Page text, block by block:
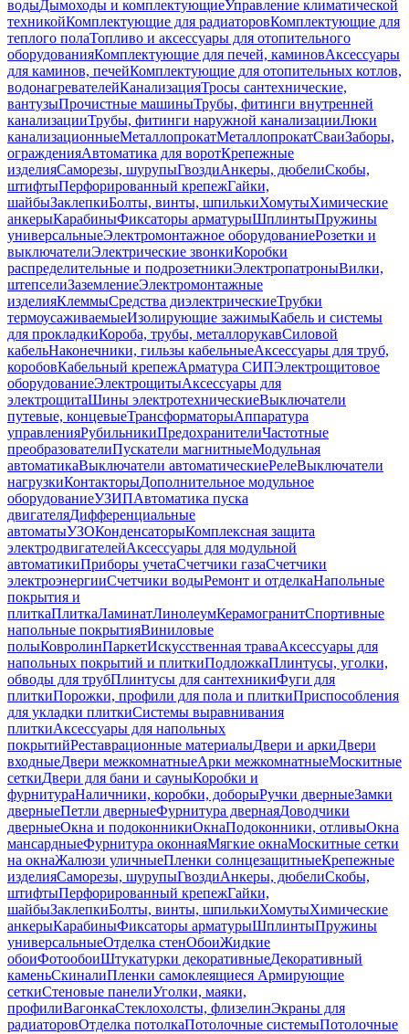
водыДымоходы и комплектующиеУправление климатической
техникойКомплектующие для радиаторовКомплектующие для
теплого полаТопливо и аксессуары для отопительного
оборудованияКомплектующие для печей, каминовАксессуары
для каминов, печейКомплектующие для отопительных котлов,
водонагревателейКанализацияТросы сантехнические,
вантузыПрочистные машиныТрубы, фитинги внутренней
канализацииТрубы, фитинги наружной канализацииЛюки
канализационныеМеталлопрокатМеталлопрокатСваиЗаборы,
огражденияАвтоматика для воротКрепежные
изделияСаморезы, шурупыГвоздиАнкеры, дюбелиСкобы,
штифтыПерфорированный крепежГайки,
шайбыЗаклепкиБолты, винты, шпилькиХомутыХимические
анкерыКарабиныФиксаторы арматурыШплинтыПружины
универсальныеЭлектромонтажное оборудованиеРозетки и
выключателиЭлектрические звонкиКоробки
распределительные и подрозетникиЭлектропатроныВилки,
штепселиЗаземлениеЭлектромонтажные
изделияКлеммыСредства диэлектрическиеТрубки
термоусаживаемыеИзолирующие зажимыКабель и системы
для прокладкиКороба, трубы, металлорукавСиловой
кабельНаконечники, гильзы кабельныеАксессуары для труб,
коробовКабельный крепежАрматура СИПЭлектрощитовое
оборудованиеЭлектрощитыАксессуары для
электрощитаШины электротехническиеВыключатели
путевые, концевыеТрансформаторыАппаратура
управленияРубильникиПредохранителиЧастотные
преобразователиПускатели магнитныеМодульная
автоматикаВыключатели автоматическиеРелеВыключатели
нагрузкиКонтакторыДополнительное модульное
оборудованиеУЗИПАвтоматика пуска
двигателяДифференциальные
автоматыУЗОКонденсаторыКомплексная защита
электродвигателейАксессуары для модульной
автоматикиПриборы учетаСчетчики газаСчетчики
электроэнергииСчетчики водыРемонт и отделкаНапольные
покрытия и
плиткаПлиткаЛаминатЛинолеумКерамогранитСпортивные
напольные покрытияВиниловые
полыКовролинПаркетИскусственная траваАксессуары для
напольных покрытий и плиткиПодложкаПлинтусы, уголки,
обводы для трубПлинтусы для сантехникиФуги для
плиткиПорожки, профили для пола и плиткиПриспособления
для укладки плиткиСистемы выравнивания
плиткиАксессуары для напольных
покрытийРеставрационные материалыДвери и аркиДвери
входныеДвери межкомнатныеАрки межкомнатныеМоскитные
сеткиДвери для бани и сауныКоробки и
фурнитураНаличники, коробки, доборыРучки дверныеЗамки
дверныеПетли дверныеФурнитура двернаяДоводчики
дверныеОкна и подоконникиОкнаПодоконники, отливыОкна
мансардныеФурнитура оконнаяМягкие окнаМоскитные сетки
на окнаЖалюзи уличныеПленки солнцезащитныеКрепежные
изделияСаморезы, шурупыГвоздиАнкеры, дюбелиСкобы,
штифтыПерфорированный крепежГайки,
шайбыЗаклепкиБолты, винты, шпилькиХомутыХимические
анкерыКарабиныФиксаторы арматурыШплинтыПружины
универсальныеОтделка стенОбоиЖидкие
обоиФотообоиШтукатурки декоративныеДекоративный
каменьСкиналиПленки самоклеящиеся Армирующие
сеткиСтеновые панелиУголки, маяки,
профилиВагонкаСтеклохолсты, флизелинЭкраны для
радиаторовОтделка потолкаПотолочные системыПотолочные